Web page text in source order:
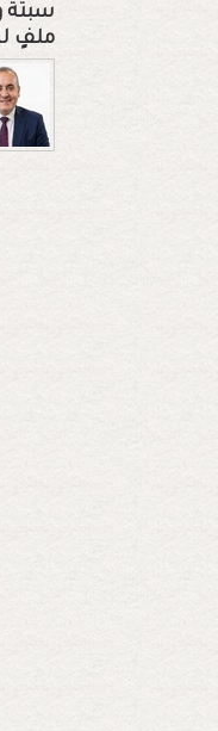
سبتة
ملفٍ